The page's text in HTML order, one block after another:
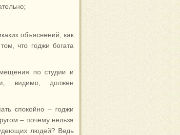
объяснений, как
что годжи богата
по студии и
видимо, должен
спокойно – годжи
– почему нельзя
людей? Ведь